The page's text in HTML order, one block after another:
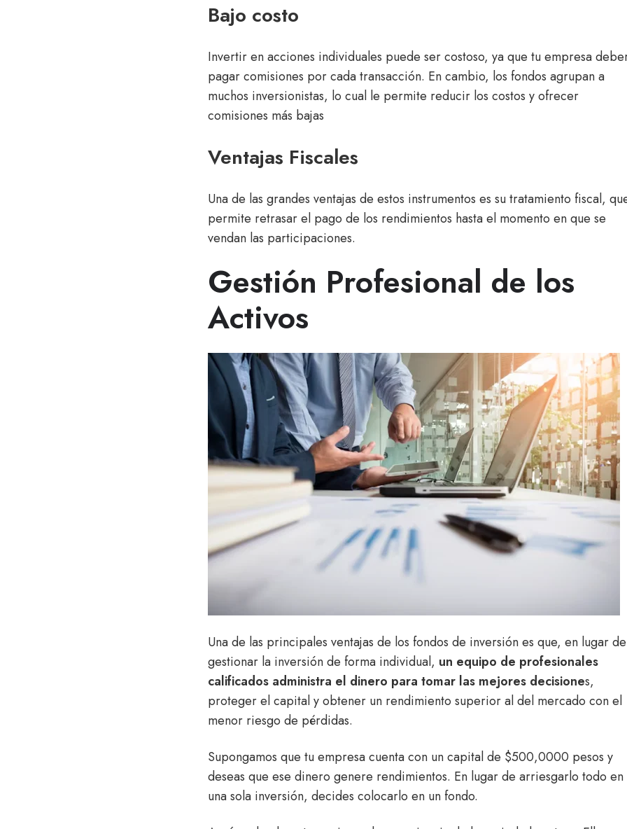
Bajo costo
Invertir en acciones individuales puede ser costoso, ya que tu empresa
pagar comisiones por cada transacción. En cambio, los fondos agrupan a
muchos inversionistas, lo cual le permite reducir los costos y ofrecer
comisiones más bajas
Ventajas Fiscales
Una de las grandes ventajas de estos instrumentos es su tratamiento fiscal,
permite retrasar el pago de los rendimientos hasta el momento en que se
vendan las participaciones.
Gestión Profesional de los
Activos
Una de las principales ventajas de los fondos de inversión es que, en lugar de
gestionar la inversión de forma individual, un equipo de profesionales
calificados administra el dinero para tomar las mejores decisiones,
proteger el capital y obtener un rendimiento superior al del mercado con el
menor riesgo de pérdidas.
Supongamos que tu empresa cuenta con un capital de $500,0000 pesos y
deseas que ese dinero genere rendimientos. En lugar de arriesgarlo todo en
una sola inversión, decides colocarlo en un fondo.